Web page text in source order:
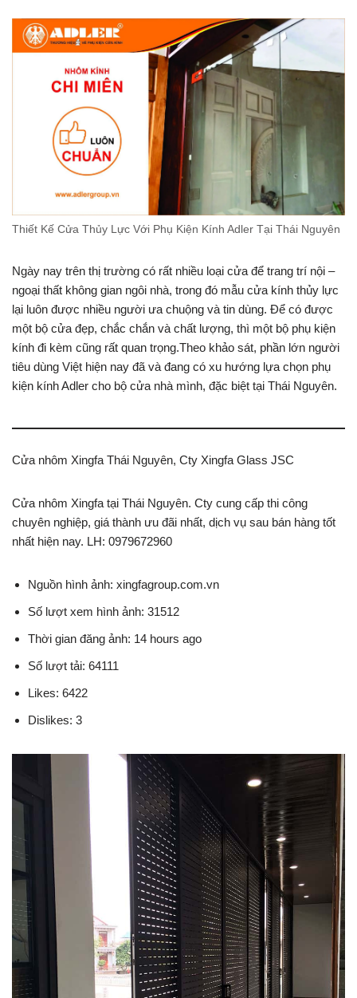
Thiết Kế Cửa Thủy Lực Với Phụ Kiện Kính Adler Tại Thái Nguyên
Ngày nay trên thị trường có rất nhiều loại cửa để trang trí nội –
ngoại thất không gian ngôi nhà, trong đó mẫu cửa kính thủy lực
lại luôn được nhiều người ưa chuộng và tin dùng. Để có được
một bộ cửa đẹp, chắc chắn và chất lượng, thì một bộ phụ kiện
kính đi kèm cũng rất quan trọng.Theo khảo sát, phần lớn người
tiêu dùng Việt hiện nay đã và đang có xu hướng lựa chọn phụ
kiện kính Adler cho bộ cửa nhà mình, đặc biệt tại Thái Nguyên.
Cửa nhôm Xingfa Thái Nguyên, Cty Xingfa Glass JSC
Cửa nhôm Xingfa tại Thái Nguyên. Cty cung cấp thi công
chuyên nghiệp, giá thành ưu đãi nhất, dịch vụ sau bán hàng tốt
nhất hiện nay. LH: 0979672960
Nguồn hình ảnh: xingfagroup.com.vn
Số lượt xem hình ảnh: 31512
Thời gian đăng ảnh: 14 hours ago
Số lượt tải: 64111
Likes: 6422
Dislikes: 3